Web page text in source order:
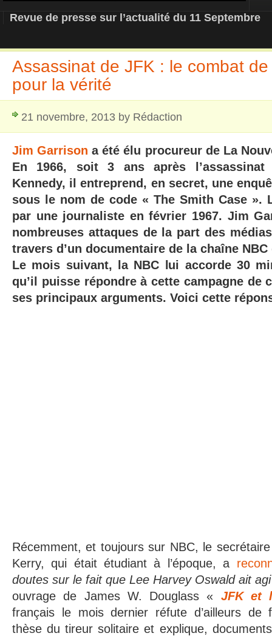
REOPEN911 – NEWS
Revue de presse sur l’actualité du 11 Septembre
Assassinat de JFK : le combat
pour la vérité
21 novembre, 2013 by Rédaction
Jim Garrison a été élu procureur de La
En 1966, soit 3 ans après l’assassinat
Kennedy, il entreprend, en secret, une
sous le nom de code « The Smith Case ».
par une journaliste en février 1967. Jim
nombreuses attaques de la part des
travers d’un documentaire de la chaîne
Le mois suivant, la NBC lui accorde 30
qu’il puisse répondre à cette campagne de
ses principaux arguments. Voici cette
Récemment, et toujours sur NBC, le
Kerry, qui était étudiant à l’époque, a
doutes sur le fait que Lee Harvey Oswald ait
ouvrage de James W. Douglass « JFK et
français le mois dernier réfute d’ailleurs de
thèse du tireur solitaire et explique,